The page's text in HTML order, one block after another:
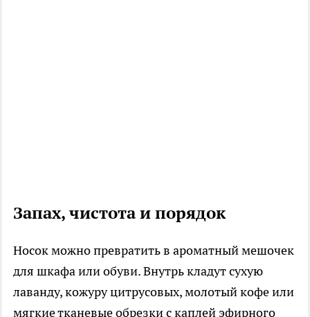
Запах, чистота и порядок
Носок можно превратить в ароматный мешочек
для шкафа или обуви. Внутрь кладут сухую
лаванду, кожуру цитрусовых, молотый кофе или
мягкие тканевые обрезки с каплей эфирного